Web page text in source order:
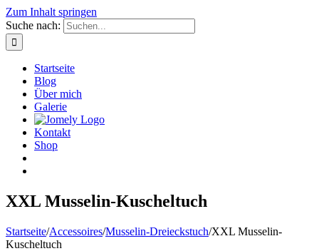
Zum Inhalt springen
Suche nach:
Startseite
Blog
Über mich
Galerie
Kontakt
Shop
XXL Musselin-Kuscheltuch
Startseite/Accessoires/Musselin-Dreieckstuch/XXL Musselin-
Kuscheltuch